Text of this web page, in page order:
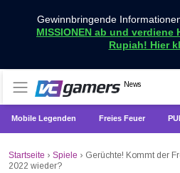
Gewinnbringende
MISSIONEN ab und
Rupiah! Hier
News
Holen Sie sich
VCGamers
Mobile Legenden Freies Feuer
Startseite › Spiele › Gerüchte! Kommt der
2022 wieder?